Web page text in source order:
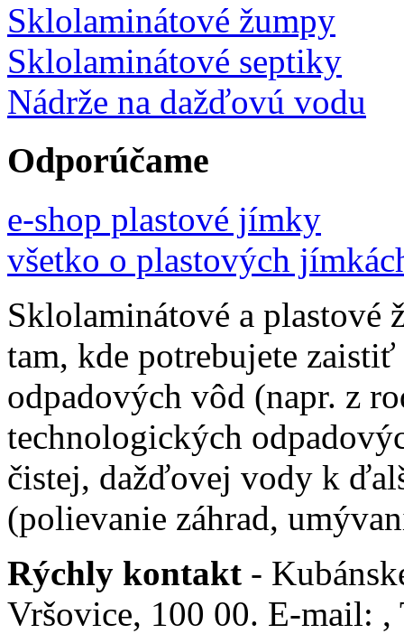
Sklolaminátové žumpy
Sklolaminátové septiky
Nádrže na dažďovú vodu
Odporúčame
e-shop plastové jímky
všetko o plastových
Sklolaminátové a plastové
tam, kde potrebujete
odpadových vôd (napr. z
technologických
čistej, dažďovej vody k
(polievanie záhrad,
Rýchly kontakt -
Vršovice, 100 00. E-mail: